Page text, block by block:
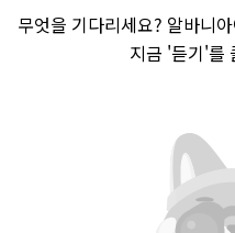
무엇을 기다리세요? 알바니
지금 '듣기'를